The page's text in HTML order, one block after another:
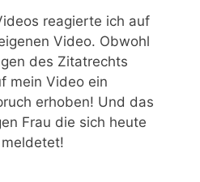
reagierte ich auf
Video. Obwohl
des Zitatrechts
mein Video ein
erhoben! Und das
Frau die sich heute